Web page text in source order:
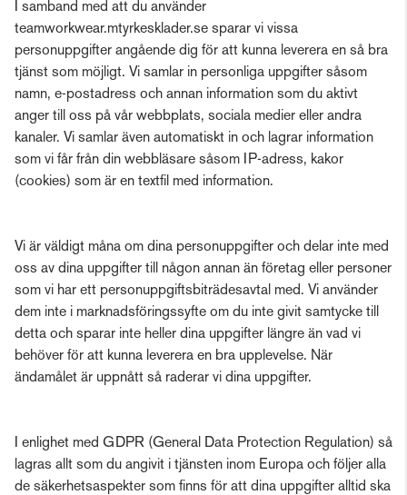
I samband med att du använder
teamworkwear.mtyrkesklader.se sparar vi vissa
personuppgifter angående dig för att kunna leverera en så bra
tjänst som möjligt. Vi samlar in personliga uppgifter såsom
namn, e-postadress och annan information som du aktivt
anger till oss på vår webbplats, sociala medier eller andra
kanaler. Vi samlar även automatiskt in och lagrar information
som vi får från din webbläsare såsom IP-adress, kakor
(cookies) som är en textfil med information.
Vi är väldigt måna om dina personuppgifter och delar inte med
oss av dina uppgifter till någon annan än företag eller personer
som vi har ett personuppgiftsbiträdesavtal med. Vi använder
dem inte i marknadsföringssyfte om du inte givit samtycke till
detta och sparar inte heller dina uppgifter längre än vad vi
behöver för att kunna leverera en bra upplevelse. När
ändamålet är uppnått så raderar vi dina uppgifter.
I enlighet med GDPR (General Data Protection Regulation) så
lagras allt som du angivit i tjänsten inom Europa och följer alla
de säkerhetsaspekter som finns för att dina uppgifter alltid ska